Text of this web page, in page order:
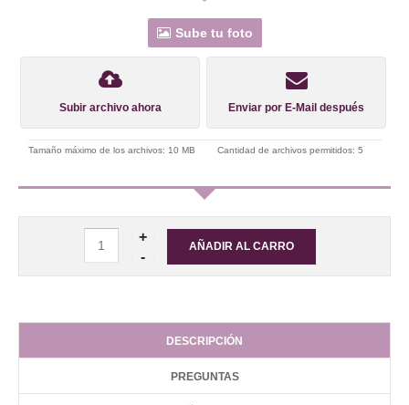
Sube tu foto
Subir archivo ahora Enviar por E-Mail después
Tamaño máximo de los archivos: 10 MB Cantidad de archivos permitidos: 5
DESCRIPCIÓN
PREGUNTAS